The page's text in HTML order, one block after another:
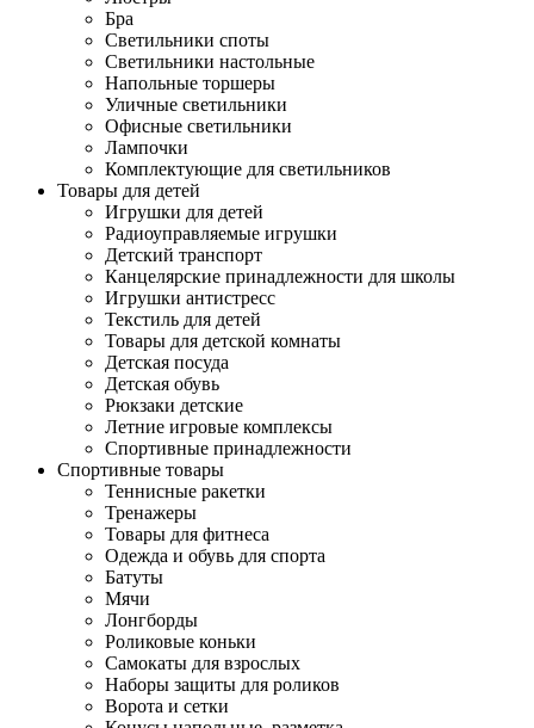
Бра
Светильники споты
Светильники настольные
Напольные торшеры
Уличные светильники
Офисные светильники
Лампочки
Комплектующие для светильников
Товары для детей
Игрушки для детей
Радиоуправляемые игрушки
Детский транспорт
Канцелярские принадлежности для школы
Игрушки антистресс
Текстиль для детей
Товары для детской комнаты
Детская посуда
Детская обувь
Рюкзаки детские
Летние игровые комплексы
Спортивные принадлежности
Спортивные товары
Теннисные ракетки
Тренажеры
Товары для фитнеса
Одежда и обувь для спорта
Батуты
Мячи
Лонгборды
Роликовые коньки
Самокаты для взрослых
Наборы защиты для роликов
Ворота и сетки